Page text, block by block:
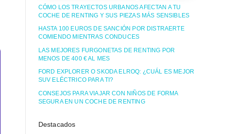
CÓMO LOS TRAYECTOS URBANOS AFECTAN A TU
COCHE DE RENTING Y SUS PIEZAS MÁS SENSIBLES
HASTA 100 EUROS DE SANCIÓN POR DISTRAERTE
COMIENDO MIENTRAS CONDUCES
LAS MEJORES FURGONETAS DE RENTING POR
MENOS DE 400 € AL MES
FORD EXPLORER O SKODA ELROQ: ¿CUÁL ES MEJOR
SUV ELÉCTRICO PARA TI?
CONSEJOS PARA VIAJAR CON NIÑOS DE FORMA
SEGURA EN UN COCHE DE RENTING
Destacados